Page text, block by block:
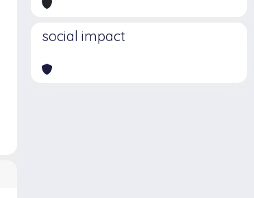
social impact